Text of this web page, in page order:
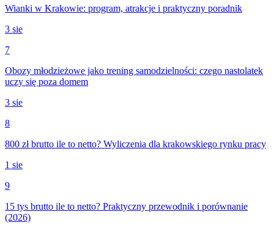
Wianki w Krakowie: program, atrakcje i praktyczny poradnik
3 sie
7
Obozy młodzieżowe jako trening samodzielności: czego nastolatek
uczy się poza domem
3 sie
8
800 zł brutto ile to netto? Wyliczenia dla krakowskiego rynku pracy
1 sie
9
15 tys brutto ile to netto? Praktyczny przewodnik i porównanie
(2026)